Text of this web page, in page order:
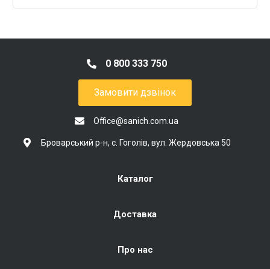
0 800 333 750
Замовити дзвінок
Office@sanich.com.ua
Броварський р-н, с. Гоголів, вул. Жердовська 50
Каталог
Доставка
Про нас